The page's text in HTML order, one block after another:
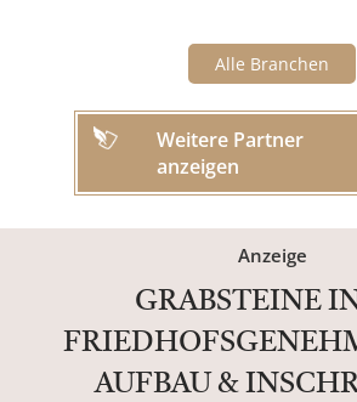
Alle Branchen
Weitere Partner
anzeigen
Anzeige
GRABSTEINE
AUFBAU &